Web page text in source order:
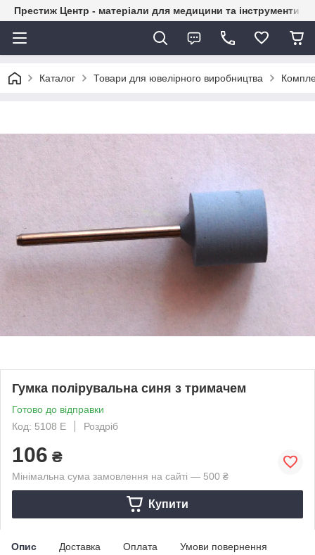
Престиж Центр - матеріали для медицини та інструменти
Каталог Товари для ювелірного виробництва
Гумка полірувальна синя з тримачем
Готово до відправки
Код: 5108 Е
Роздріб
106 ₴
Мінімальна сума замовлення на сайті — 500 ₴
Купити
Опис Доставка Оплата Умови повернення